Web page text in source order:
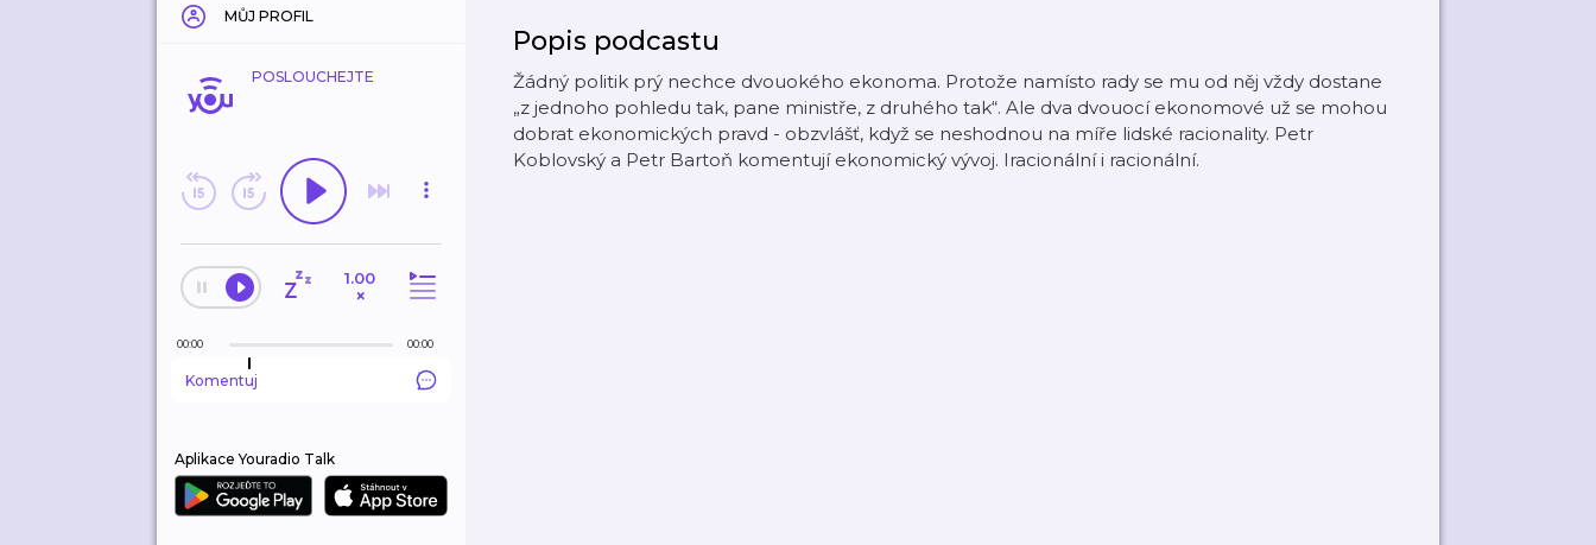
MŮJ PROFIL
POSLOUCHEJTE
1.00
×
00:00 00:00
Komentuj
Aplikace Youradio Talk
Popis podcastu
Žádný politik prý nechce dvouokého ekonoma. Protože namísto rady se mu od něj vždy dostane
„z jednoho pohledu tak, pane ministře, z druhého tak“. Ale dva dvouocí ekonomové už se mohou
dobrat ekonomických pravd - obzvlášť, když se neshodnou na míře lidské racionality. Petr
Koblovský a Petr Bartoň komentují ekonomický vývoj. Iracionální i racionální.